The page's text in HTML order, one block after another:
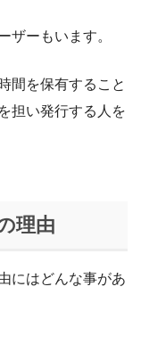
ザーもいます。
間を保有すること
担い発行する人を
理由
にはどんな事があ